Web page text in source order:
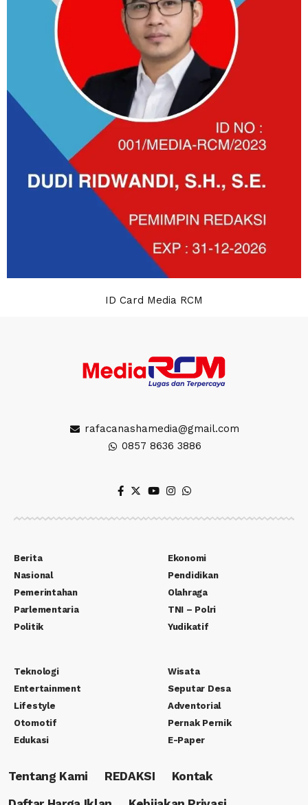
ID Card Media RCM
rafacanashamedia@gmail.com
0857 8636 3886
Berita
Nasional
Pemerintahan
Parlementaria
Politik
Ekonomi
Pendidikan
Olahraga
TNI – Polri
Yudikatif
Teknologi
Entertainment
Lifestyle
Otomotif
Edukasi
Wisata
Seputar Desa
Adventorial
Pernak Pernik
E-Paper
Tentang Kami REDAKSI
Kontak